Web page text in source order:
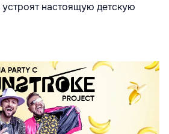
настоящую детскую